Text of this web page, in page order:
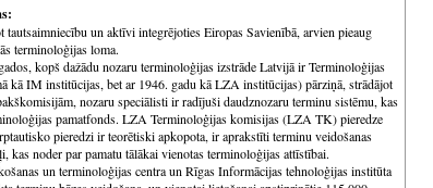
tautsaimniecību un aktīvi integrējoties Eiropas Savienībā, arvien pieaug
terminoloģijas loma.
kopš dažādu nozaru terminoloģijas izstrāde Latvijā ir Terminoloģijas
kā IM institūcijas, bet ar 1946. gadu kā LZA institūcijas) pārziņā, strādājot
nozaru speciālisti ir radījuši daudznozaru terminu sistēmu, kas
pamatfonds. LZA Terminoloģijas komisijas (LZA TK) pieredze
pieredzi ir teorētiski apkopota, ir aprakstīti terminu veidošanas
kas noder par pamatu tālākai vienotas terminoloģijas attīstībai.
un terminoloģijas centra un Rīgas Informācijas tehnoloģijas institūta